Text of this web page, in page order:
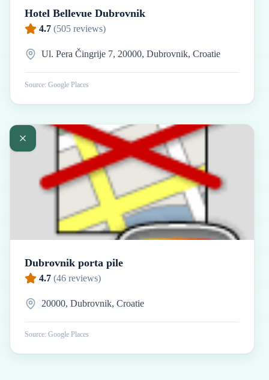
Hotel Bellevue Dubrovnik
4.7 (505 reviews)
Ul. Pera Čingrije 7, 20000, Dubrovnik, Croatie
Source: Google Places
Dubrovnik porta pile
4.7 (46 reviews)
20000, Dubrovnik, Croatie
Source: Google Places